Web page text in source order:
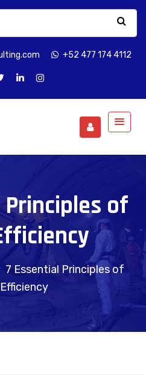
+52 477 174 4112
of
7 Essential Principles of